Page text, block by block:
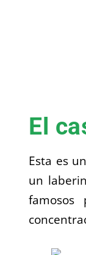
El
Esta es
un